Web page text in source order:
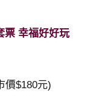
票 幸福好好玩
價$180元)